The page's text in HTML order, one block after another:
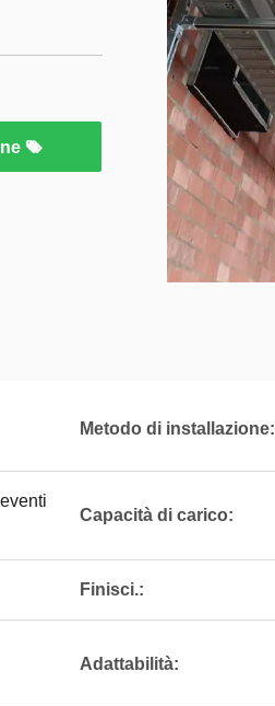
Metodo di installazione:
Capacità di carico:
Finisci.:
Adattabilità: